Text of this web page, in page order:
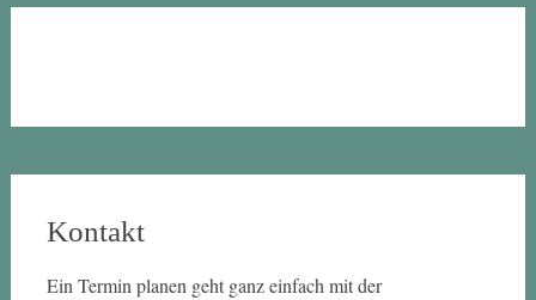
Kontakt
Ein Termin planen geht ganz einfach mit der